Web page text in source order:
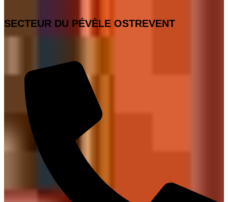
SECTEUR DU PÉVÈLE OSTREVENT